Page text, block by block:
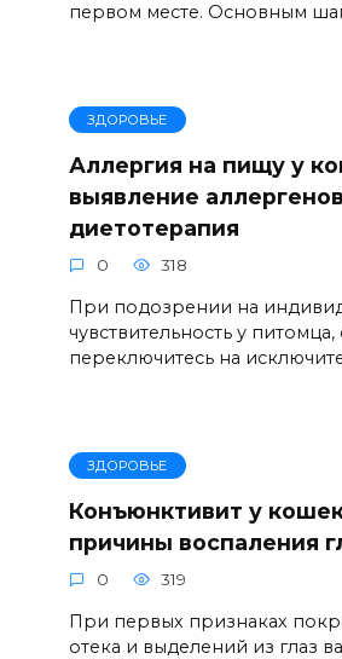
первом месте. Основным
ЗДОРОВЬЕ
Аллергия на пищу у
выявление
диетотерапия
0 318
При подозрении на
чувствительность у питомца,
переключитесь на
ЗДОРОВЬЕ
Конъюнктивит у
причины воспаления
0 319
При первых признаках
отека и выделений из глаз